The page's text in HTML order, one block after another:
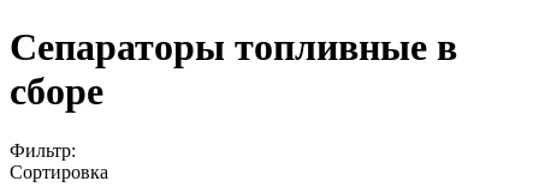
Сепараторы топливные в
сборе
Фильтр:
Сортировка